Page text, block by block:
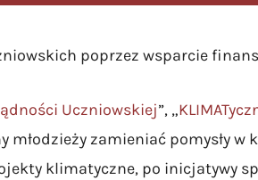
poprzez wsparcie
Uczniowskiej”, „
młodzieży zamieniać pomysły w
klimatyczne, po inicjatywy